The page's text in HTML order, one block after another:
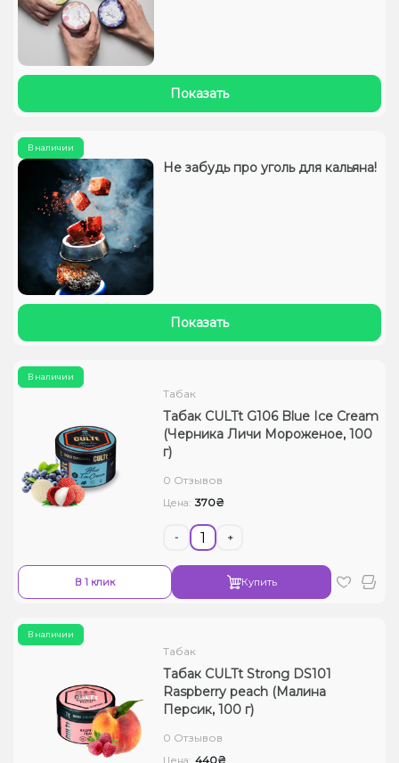
Показать
В наличии
Не забудь про уголь для кальяна!
Показать
В наличии
Табак
Табак CULTt G106 Blue Ice Cream
(Черника Личи Мороженое, 100
г)
0 Отзывов
Цена: 370₴
- +
В 1 клик Купить
В наличии
Табак
Табак CULTt Strong DS101
Raspberry peach (Малина
Персик, 100 г)
0 Отзывов
Цена: 440₴